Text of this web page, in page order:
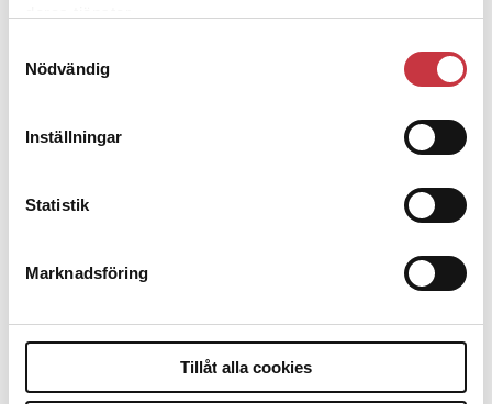
Nödvändig
Inställningar
Statistik
Marknadsföring
Tillåt alla cookies
Replik:Det är inte evidenskrav som